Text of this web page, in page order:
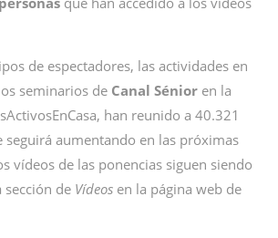
de espectadores, las actividades en
seminarios de Canal Sénior en la
han reunido a 40.321
seguirá aumentando en las próximas
vídeos de las ponencias siguen siendo
sección de Vídeos en la página web de